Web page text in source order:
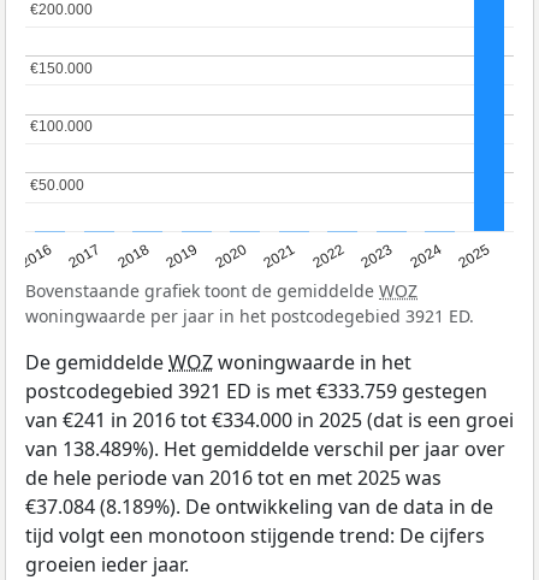
2016 2017 2018 2019 2020 2021 2022 2023 2024 2025
€50.000
€50.000
€100.000
€100.000
€150.000
€150.000
€200.000
€200.000
Bovenstaande grafiek toont de gemiddelde WOZ
woningwaarde per jaar in het postcodegebied 3921 ED.
De gemiddeldeWOZwoningwaarde in het
postcodegebied 3921 ED is met €333.759 gestegen
van €241 in 2016 tot €334.000 in 2025 (dat is een groei
van 138.489%). Het gemiddelde verschil per jaar over
de hele periode van 2016 tot en met 2025 was
€37.084 (8.189%). De ontwikkeling van de data in de
tijd volgt een monotoon stijgende trend: De cijfers
groeien ieder jaar.